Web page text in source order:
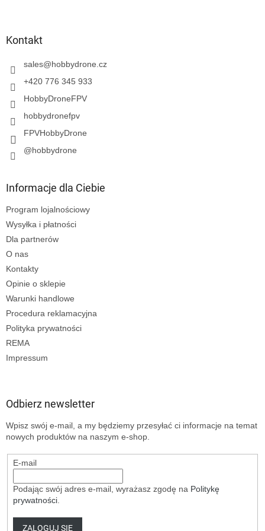
Kontakt
sales@hobbydrone.cz
+420 776 345 933
HobbyDroneFPV
hobbydronefpv
FPVHobbyDrone
@hobbydrone
Informacje dla Ciebie
Program lojalnościowy
Wysyłka i płatności
Dla partnerów
O nas
Kontakty
Opinie o sklepie
Warunki handlowe
Procedura reklamacyjna
Polityka prywatności
REMA
Impressum
Odbierz newsletter
Wpisz swój e-mail, a my będziemy przesyłać ci informacje na temat
nowych produktów na naszym e-shop.
E-mail
Podając swój adres e-mail, wyrażasz zgodę na Politykę
prywatności.
ZALOGUJ SIĘ